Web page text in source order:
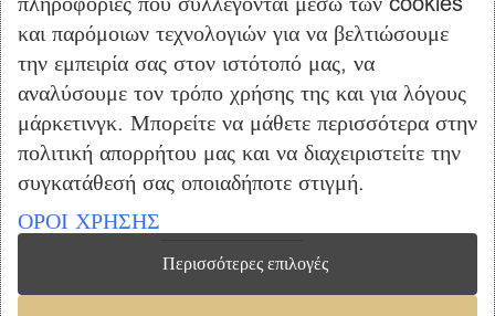
ΠΛΗΡΟΦΟΡΙΕΣ
Όροι Χρήσης
Τρόποι Πληρωμής – Αποστολής
Προσωπικά Δεδομένα
Πολιτική Επιστροφής Προϊόντων
και παρόμοιων τεχνολογιών για να βελτιώσουμε
την εμπειρία σας στον ιστότοπό μας, να
αναλύσουμε τον τρόπο χρήσης της και για λόγους
μάρκετινγκ. Μπορείτε να μάθετε περισσότερα στην
πολιτική απορρήτου μας και να διαχειριστείτε την
συγκατάθεσή σας οποιαδήποτε στιγμή.
ΟΡΟΙ ΧΡΗΣΗΣ
Περισσότερες επιλογές